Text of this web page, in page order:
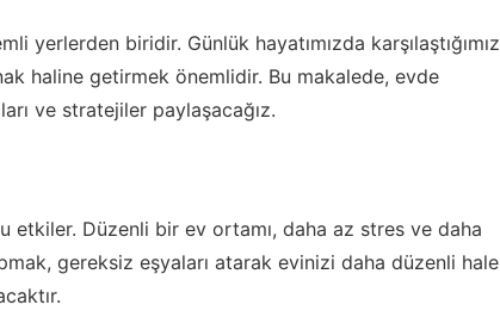
yerlerden biridir. Günlük hayatımızda karşılaştığımız
haline getirmek önemlidir. Bu makalede, evde
ve stratejiler paylaşacağız.
etkiler. Düzenli bir ev ortamı, daha az stres ve daha
gereksiz eşyaları atarak evinizi daha düzenli hale